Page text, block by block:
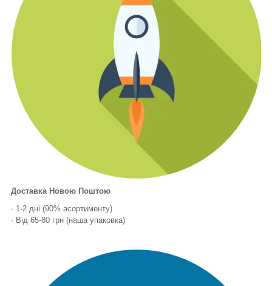
Доставка Новою Поштою
· 1-2 дні (90% асортименту)
· Від 65-80 грн (наша упаковка)